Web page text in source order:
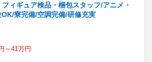
フィギュア検品・梱包スタッフ/アニメ・
寮完備/空調完備/研修充実
～41万円